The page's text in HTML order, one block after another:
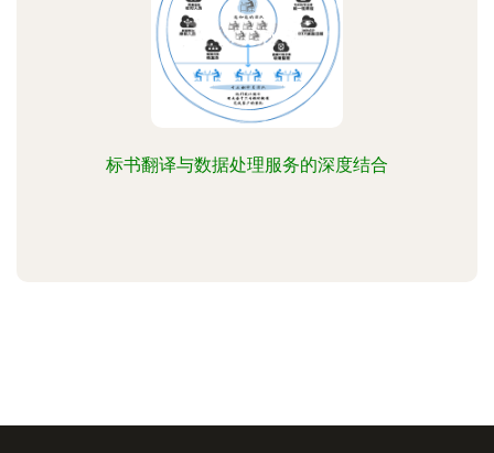
标书翻译与数据处理服务的深度结合